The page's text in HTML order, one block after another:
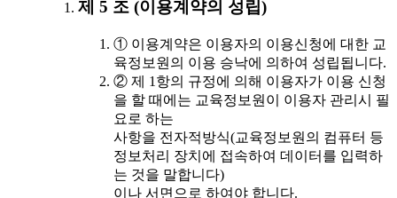
제 5 조 (이용계약의 성립)
① 이용계약은 이용자의 이용신청에 대한 교
육정보원의 이용 승낙에 의하여 성립됩니다.
② 제 1항의 규정에 의해 이용자가 이용 신청
을 할 때에는 교육정보원이 이용자 관리시 필
요로 하는
사항을 전자적방식(교육정보원의 컴퓨터 등
정보처리 장치에 접속하여 데이터를 입력하
는 것을 말합니다)
이나 서면으로 하여야 합니다.